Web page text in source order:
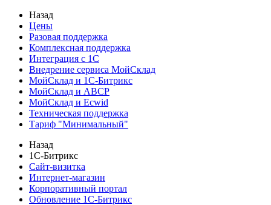
Назад
Цены
Разовая поддержка
Комплексная поддержка
Интеграция с 1С
Внедрение сервиса МойСклад
МойСклад и 1С-Битрикс
МойСклад и ABCP
МойСклад и Ecwid
Техническая поддержка
Тариф "Минимальный"
Назад
1С-Битрикс
Сайт-визитка
Интернет-магазин
Корпоративный портал
Обновление 1С-Битрикс